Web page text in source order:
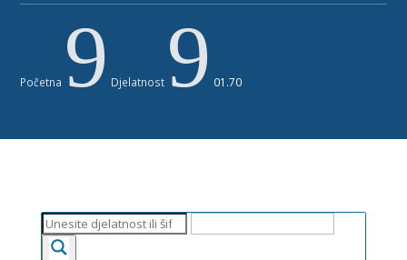
Početna 9 Djelatnost 9 01.70